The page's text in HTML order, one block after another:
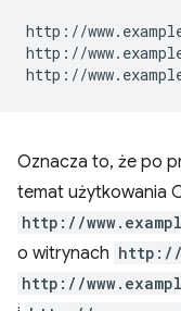
http://
http://
Oznacza to, że po
temat użytkowania
http://
o witrynach http://
http://